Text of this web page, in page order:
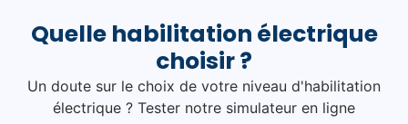
Quelle habilitation électrique
choisir ?
Un doute sur le choix de votre niveau d'habilitation
électrique ? Tester notre simulateur en ligne